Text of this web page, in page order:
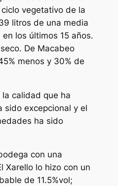
vegetativo de la
litros de una media
los últimos 15 años.
De Macabeo
menos y 30% de
calidad que ha
sido excepcional y el
ha sido
con una
Xarello lo hizo con un
de 11.5%vol;